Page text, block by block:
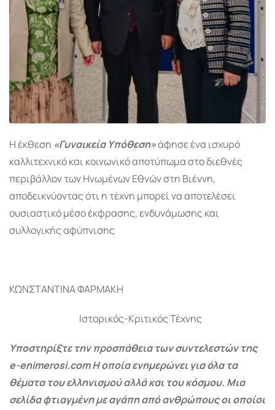
Η έκθεση «Γυναικεία Υπόθεση»άφησε ένα ισχυρό
καλλιτεχνικό και κοινωνικό αποτύπωμα στο διεθνές
περιβάλλον των Ηνωμένων Εθνών στη Βιέννη,
αποδεικνύοντας ότι η τέχνη μπορεί να αποτελέσει
ουσιαστικό μέσο έκφρασης, ενδυνάμωσης και
συλλογικής αφύπνισης
ΚΩΝΣΤΑΝΤΙΝΑ ΦΑΡΜΑΚΗ
Ιστορικός-Κριτικός Τέχνης
Υποστηρίξτε την προσπάθεια των συντελεστών της
e-enimerosi.com Η οποία ενημερώνει για όλα τα
θέματα του ελληνισμού αλλά και του κόσμου. Μια
σελίδα φτιαγμένη με αγάπη από ανθρώπους οι οποίοι